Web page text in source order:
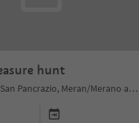
hunt
St.Pankraz/San Pancrazio, Meran/Merano and environs